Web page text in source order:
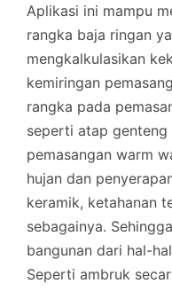
Aplikasi ini mampu
rangka baja ringan
mengkalkulasikan
kemiringan
rangka pada
seperti atap
pemasangan warm
hujan dan
keramik, ketahanan
sebagainya.
bangunan dari hal-
Seperti ambruk